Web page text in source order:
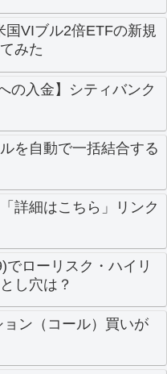
国VIブル2倍ETFの新規
みた
の入金】シティバンク
を自動で一括結合する
詳細はこちら」リンク
ローリスク・ハイリ
し穴は？
ン（コール）買いが